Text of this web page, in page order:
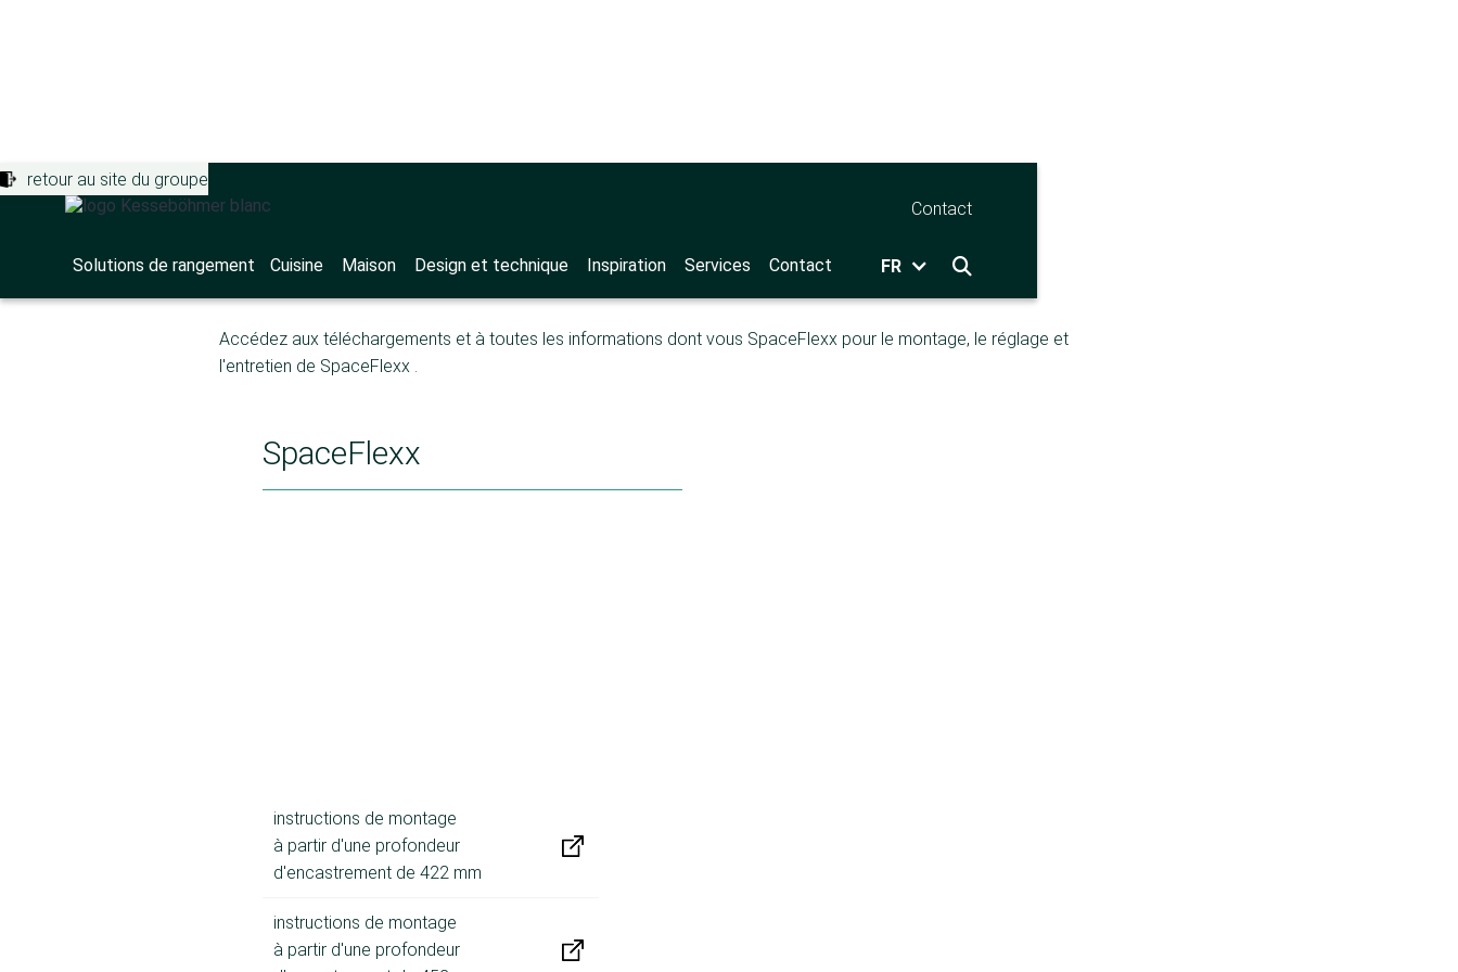
retour au site du groupe
Contact
FR
Solutions de rangement Cuisine Maison Design et technique Inspiration Services Contact 
Solutions de rangement
SpaceFlexx
Accédez aux téléchargements et à toutes les informations dont vous SpaceFlexx pour le montage, le réglage et
l'entretien de SpaceFlexx .
SpaceFlexx
instructions de montage
à partir d'une profondeur
d'encastrement de 422 mm
instructions de montage
à partir d'une profondeur